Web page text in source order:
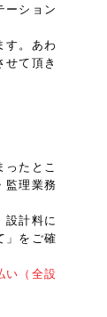
ーション
す。あわ
せて頂き
ったとこ
監理業務
設計料に
」をご確
い（全設